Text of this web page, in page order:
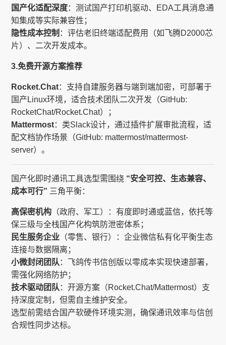
国产化适配深度：测试国产打印机驱动、EDA工具消息通
知集成等实际兼容性；
隐性成本控制 ：评估老旧终端适配费用（如飞腾D2000芯
片）、二次开发成本。
3.免费开源方案推荐
Rocket.Chat：支持自建服务器与端到端加密，可部署于
国产Linux环境，适合技术团队二次开发（GitHub:
RocketChat/Rocket.Chat）；
Mattermost：类Slack设计，通过插件扩展审批流程，适
配文档协作场景（GitHub: mattermost/mattermost-
server）。
国产化即时通讯工具选型需围绕 “安全可控、生态兼容、
成本可行” 三角平衡：
高保密机构 （政府、军工）：有度即时通或蓝信，依托等
保三级与全栈国产化构筑防泄密体系；
民生服务企业 （零售、银行）：企业微信私有化平衡生态
连接与数据隔离；
小微封闭团队 ：飞鸽传书信创版以零成本实现快速部署，
需强化网络防护；
技术驱动团队 ：开源方案（Rocket.Chat/Mattermost）支
持深度定制，但需自主维护安全。
选型前需结合国产软硬件环境实测，确保通讯效率与信创
合规性同步达标。